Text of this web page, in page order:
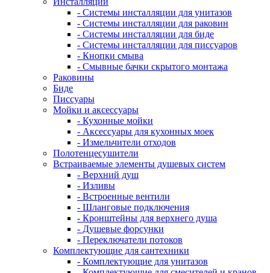
- Системы инсталляции для унитазов
- Системы инсталляции для раковин
- Системы инсталляции для биде
- Системы инсталляции для писсуаров
- Кнопки смыва
- Смывные бачки скрытого монтажа
Раковины
Биде
Писсуары
Мойки и аксессуары
- Кухонные мойки
- Аксессуары для кухонных моек
- Измельчители отходов
Полотенцесушители
Встраиваемые элементы душевых систем
- Верхний душ
- Изливы
- Встроенные вентили
- Шланговые подключения
- Кронштейны для верхнего душа
- Душевые форсунки
- Переключатели потоков
Комплектующие для сантехники
- Комплектующие для унитазов